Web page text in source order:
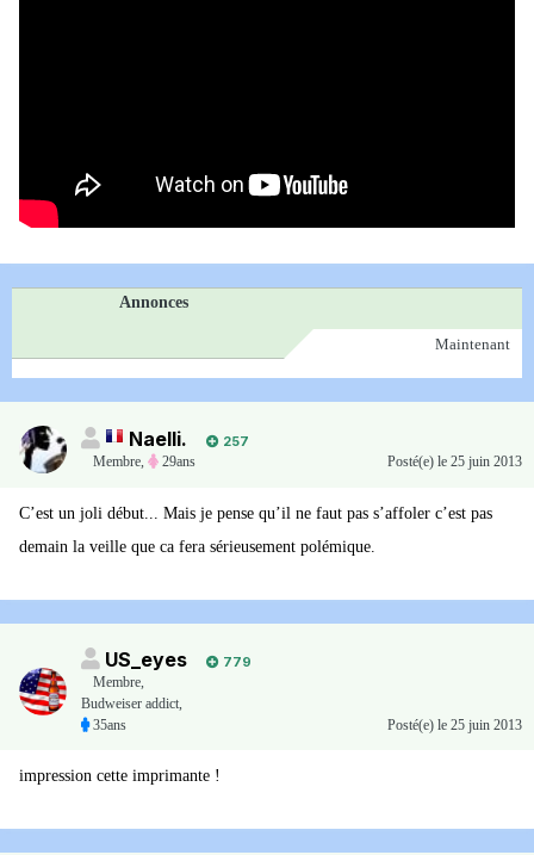
Annonces
Maintenant
Naelli.
257
Membre, 29ans Posté(e) le 25 juin 2013
C’est un joli début... Mais je pense qu’il ne faut pas s’affoler c’est pas
demain la veille que ca fera sérieusement polémique.
US_eyes
779
Membre,
Budweiser addict,
35ans
Posté(e) le 25 juin 2013
impression cette imprimante !